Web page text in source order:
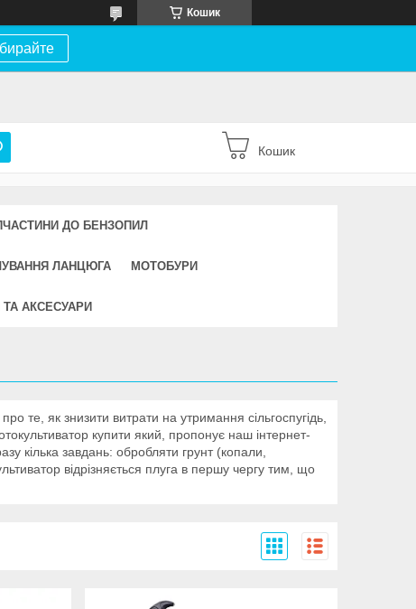
Кошик
Кошик
ДО БЕНЗОПИЛ
ЛАНЦЮГА МОТОБУРИ
АКСЕСУАРИ
те, як знизити витрати на утримання сільгоспугідь,
купити який, пропонує наш інтернет-
кілька завдань: обробляти грунт (копали,
відрізняється плуга в першу чергу тим, що